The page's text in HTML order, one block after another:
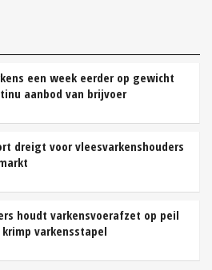
een week eerder op gewicht
aanbod van brijvoer
dreigt voor vleesvarkenshouders
houdt varkensvoerafzet op peil
krimp varkensstapel